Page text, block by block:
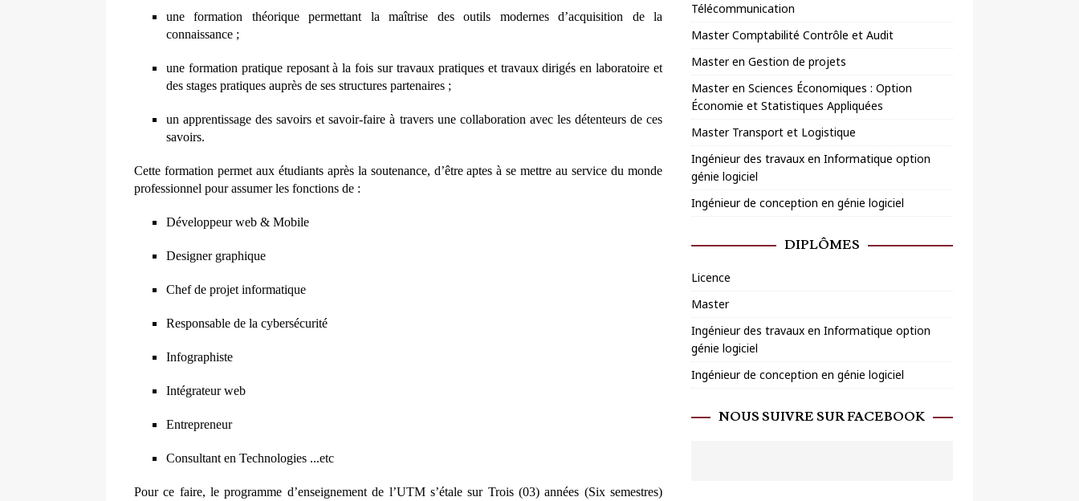
une formation théorique permettant la maîtrise des outils modernes d’acquisition de la
connaissance ;
une formation pratique reposant à la fois sur travaux pratiques et travaux dirigés en laboratoire et
des stages pratiques auprès de ses structures partenaires ;
un apprentissage des savoirs et savoir-faire à travers une collaboration avec les détenteurs de ces
savoirs.
Cette formation permet aux étudiants après la soutenance, d’être aptes à se mettre au service du monde
professionnel pour assumer les fonctions de :
Développeur web & Mobile
Designer graphique
Chef de projet informatique
Responsable de la cybersécurité
Infographiste
Intégrateur web
Entrepreneur
Consultant en Technologies ...etc
Pour ce faire, le programme d’enseignement de l’UTM s’étale sur Trois (03) années (Six semestres)
Télécommunication
Master Comptabilité Contrôle et Audit
Master en Gestion de projets
Master en Sciences Économiques : Option
Économie et Statistiques Appliquées
Master Transport et Logistique
Ingénieur des travaux en Informatique option
génie logiciel
Ingénieur de conception en génie logiciel
DIPLÔMES
Licence
Master
Ingénieur des travaux en Informatique option
génie logiciel
Ingénieur de conception en génie logiciel
NOUS SUIVRE SUR FACEBOOK